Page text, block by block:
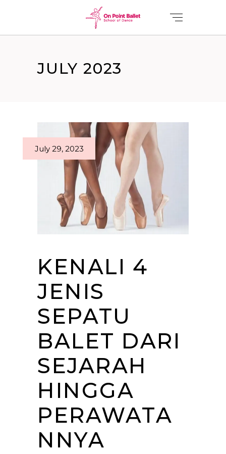
JULY 2023
July 29, 2023
KENALI 4
JENIS
SEPATU
BALET DARI
SEJARAH
HINGGA
PERAWATA
NNYA